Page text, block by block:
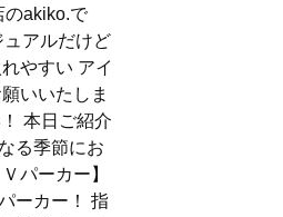
のakiko.で
アルだけど
やすい アイ
いいたしま
本日ご紹介
る季節にお
パーカー】
ーカー！ 指